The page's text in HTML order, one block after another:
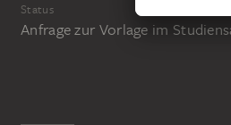
Status
Anfrage zur Vorlage im